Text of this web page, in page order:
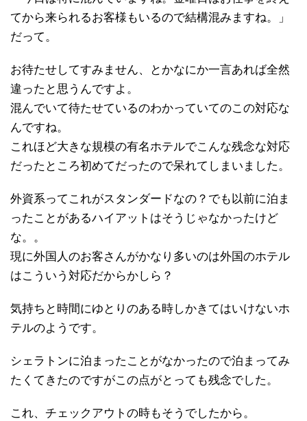
てから来られるお客様もいるので結構混みますね。」
だって。
お待たせしてすみません、とかなにか一言あれば全然
違ったと思うんですよ。
混んでいて待たせているのわかっていてのこの対応な
んですね。
これほど大きな規模の有名ホテルでこんな残念な対応
だったところ初めてだったので呆れてしまいました。
外資系ってこれがスタンダードなの？でも以前に泊ま
ったことがあるハイアットはそうじゃなかったけど
な。。
現に外国人のお客さんがかなり多いのは外国のホテル
はこういう対応だからかしら？
気持ちと時間にゆとりのある時しかきてはいけないホ
テルのようです。
シェラトンに泊まったことがなかったので泊まってみ
たくてきたのですがこの点がとっても残念でした。
これ、チェックアウトの時もそうでしたから。